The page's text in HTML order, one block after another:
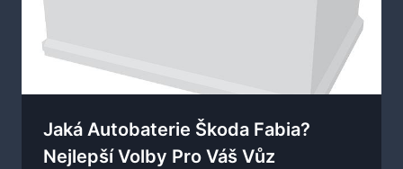
Jaká Autobaterie Škoda Fabia?
Nejlepší Volby Pro Váš Vůz